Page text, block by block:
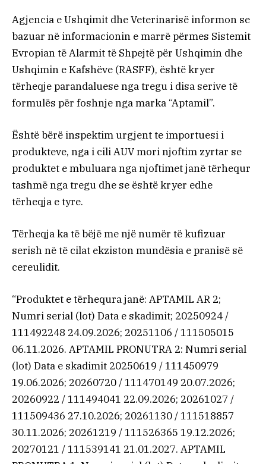
Agjencia e Ushqimit dhe Veterinarisë informon se
bazuar në informacionin e marrë përmes Sistemit
Evropian të Alarmit të Shpejtë për Ushqimin dhe
Ushqimin e Kafshëve (RASFF), është kryer
tërheqje parandaluese nga tregu i disa serive të
formulës për foshnje nga marka “Aptamil”.
Është bërë inspektim urgjent te importuesi i
produkteve, nga i cili AUV mori njoftim zyrtar se
produktet e mbuluara nga njoftimet janë tërhequr
tashmë nga tregu dhe se është kryer edhe
tërheqja e tyre.
Tërheqja ka të bëjë me një numër të kufizuar
serish në të cilat ekziston mundësia e pranisë së
cereulidit.
“Produktet e tërhequra janë: APTAMIL AR 2;
Numri serial (lot) Data e skadimit; 20250924 /
111492248 24.09.2026; 20251106 / 111505015
06.11.2026. APTAMIL PRONUTRA 2: Numri serial
(lot) Data e skadimit 20250619 / 111450979
19.06.2026; 20260720 / 111470149 20.07.2026;
20260922 / 111494041 22.09.2026; 20261027 /
111509436 27.10.2026; 20261130 / 111518857
30.11.2026; 20261219 / 111526365 19.12.2026;
20270121 / 111539141 21.01.2027. APTAMIL